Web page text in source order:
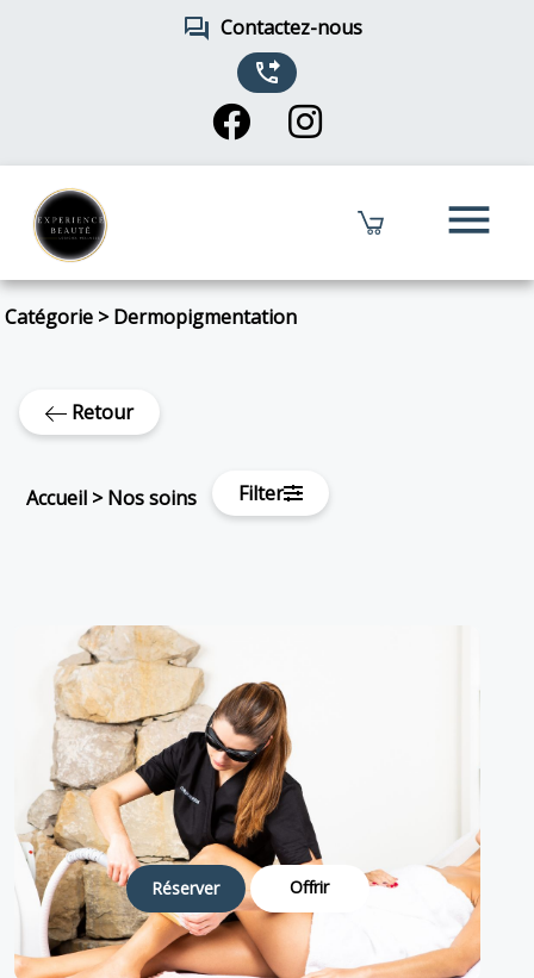
forum Contactez-nous
phone_forwarded
menu
Catégorie >Dermopigmentation
Retour
Accueil >Nos soins Filter
Réserver Offrir